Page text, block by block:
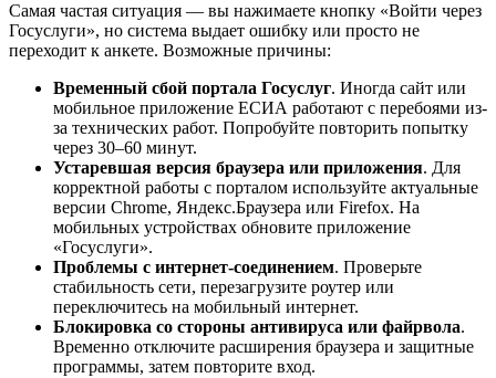
Самая частая ситуация — вы нажимаете кнопку «Войти через
Госуслуги», но система выдает ошибку или просто не
переходит к анкете. Возможные причины:
Временный сбой портала Госуслуг. Иногда сайт или
мобильное приложение ЕСИА работают с перебоями из-
за технических работ. Попробуйте повторить попытку
через 30–60 минут.
Устаревшая версия браузера или приложения. Для
корректной работы с порталом используйте актуальные
версии Chrome, Яндекс.Браузера или Firefox. На
мобильных устройствах обновите приложение
«Госуслуги».
Проблемы с интернет-соединением. Проверьте
стабильность сети, перезагрузите роутер или
переключитесь на мобильный интернет.
Блокировка со стороны антивируса или файрвола.
Временно отключите расширения браузера и защитные
программы, затем повторите вход.